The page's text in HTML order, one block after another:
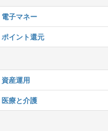
電子マネー
ポイント還元
資産運用
医療と介護